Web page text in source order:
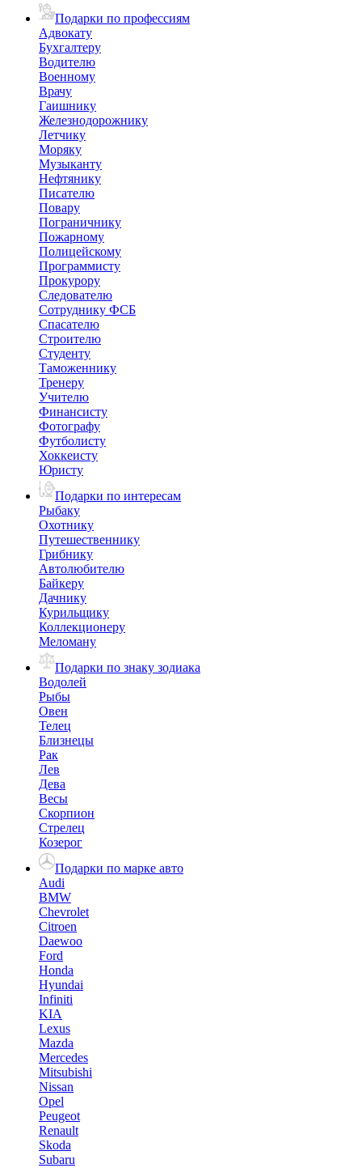
Подарки по профессиям
Адвокату
Бухгалтеру
Водителю
Военному
Врачу
Гаишнику
Железнодорожнику
Летчику
Моряку
Музыканту
Нефтянику
Писателю
Повару
Пограничнику
Пожарному
Полицейскому
Программисту
Прокурору
Следователю
Сотруднику ФСБ
Спасателю
Строителю
Студенту
Таможеннику
Тренеру
Учителю
Финансисту
Фотографу
Футболисту
Хоккеисту
Юристу
Подарки по интересам
Рыбаку
Охотнику
Путешественнику
Грибнику
Автолюбителю
Байкеру
Дачнику
Курильщику
Коллекционеру
Меломану
Подарки по знаку зодиака
Водолей
Рыбы
Овен
Телец
Близнецы
Рак
Лев
Дева
Весы
Скорпион
Стрелец
Козерог
Подарки по марке авто
Audi
BMW
Chevrolet
Citroen
Daewoo
Ford
Honda
Hyundai
Infiniti
KIA
Lexus
Mazda
Mercedes
Mitsubishi
Nissan
Opel
Peugeot
Renault
Skoda
Subaru